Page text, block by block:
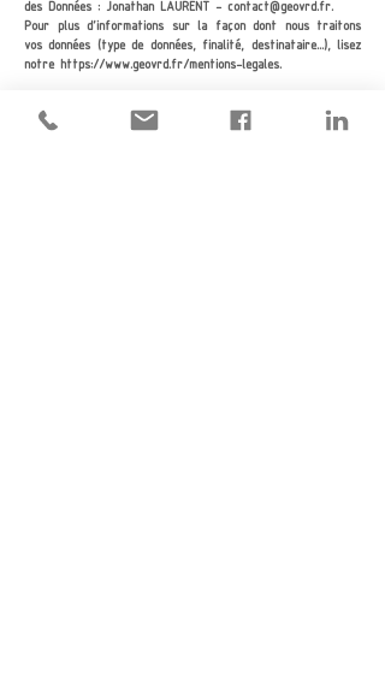
des Données : Jonathan LAURENT - contact@geovrd.fr.
Pour plus d'informations sur la façon dont nous traitons
vos données (type de données, finalité, destinataire...), lisez
notre
https://www.geovrd.fr/mentions-legales.
5 - Liens hypertextes et cookies